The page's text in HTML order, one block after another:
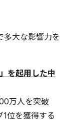
大な影響力を
を起用した中
万人を突破
位を獲得する